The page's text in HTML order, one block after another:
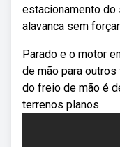
estacionamento do
alavanca sem
Parado e o motor
de mão para
do freio de mão é
terrenos planos.